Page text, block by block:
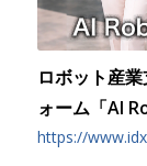
ロボット産
ォーム「AI
https://